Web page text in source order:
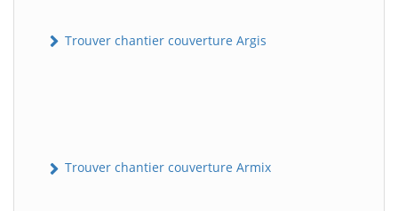
Trouver chantier couverture Argis
Trouver chantier couverture Armix